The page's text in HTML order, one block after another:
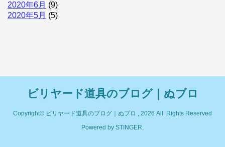
2020年6月 (9)
2020年5月 (5)
ビリヤード道具のブログ｜ぬブロ
Copyright© ビリヤード道具のブログ｜ぬブロ , 2026 All Rights Reserved
Powered by STINGER.